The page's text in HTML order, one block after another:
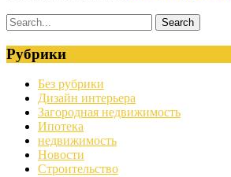
Рубрики
Без рубрики
Дизайн интерьера
Загородная недвижимость
Ипотека
недвижимость
Новости
Строительство